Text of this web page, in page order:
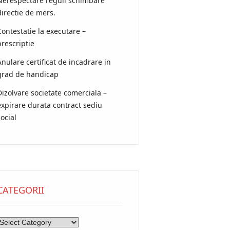
de mers.
la executare –
certificat de incadrare in
de handicap
societate comerciala –
durata contract sediu